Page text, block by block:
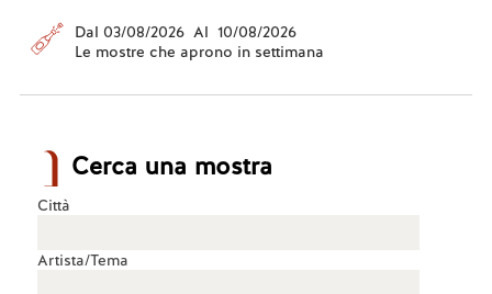
Dal 03/08/2026 Al 10/08/2026
Le mostre che aprono in settimana
Cerca una mostra
Città
Artista/Tema